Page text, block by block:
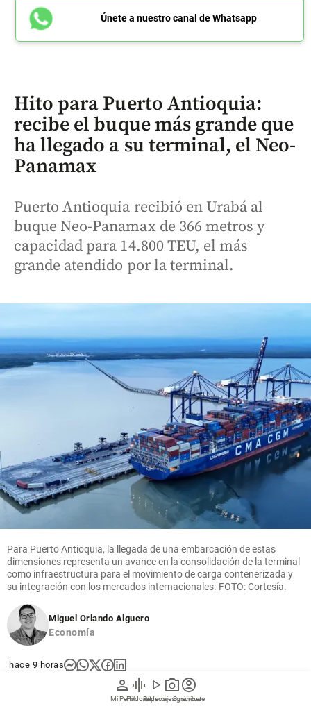
person
Mi Perfil
graphic_eq
Pódcast
play_arrow
Videos
photo_camera
Reportajes gráficos
account_circle
Suscríbete
Únete a nuestro canal de Whatsapp
Hito para Puerto Antioquia:
recibe el buque más grande que
ha llegado a su terminal, el Neo-
Panamax
Puerto Antioquia recibió en Urabá al
buque Neo-Panamax de 366 metros y
capacidad para 14.800 TEU, el más
grande atendido por la terminal.
Para Puerto Antioquia, la llegada de una embarcación de estas
dimensiones representa un avance en la consolidación de la terminal
como infraestructura para el movimiento de carga contenerizada y
su integración con los mercados internacionales. FOTO: Cortesía.
Miguel Orlando Alguero
Economía
hace 9 horas
Puerto Antioquia marcó un nuevo hito en sus